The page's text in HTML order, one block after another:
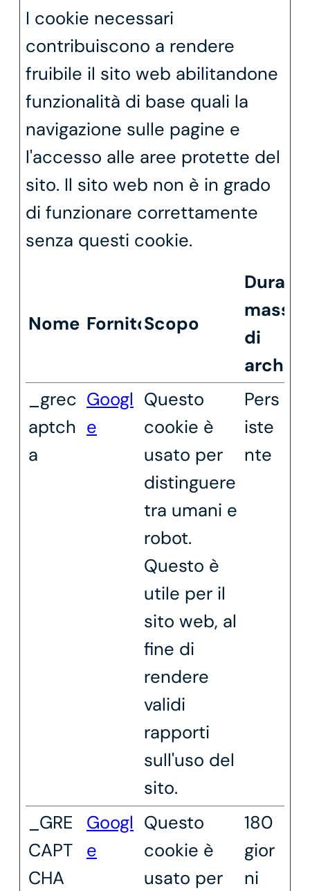
I cookie necessari
contribuiscono a rendere
fruibile il sito web abilitandone
funzionalità di base quali la
navigazione sulle pagine e
l'accesso alle aree protette del
sito. Il sito web non è in grado
di funzionare correttamente
senza questi cookie.
Nome FornitoreScopo
Durata
di
_grec
aptch
a
Googl
e
Questo
cookie è
usato per
distinguere
tra umani e
robot.
Questo è
utile per il
sito web, al
fine di
rendere
validi
rapporti
sull'uso del
sito.
Pers
iste
nte
_GRE
CAPT
CHA
Googl
e
Questo
cookie è
usato per
180
gior
ni